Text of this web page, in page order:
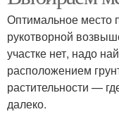
Оптимальное место
рукотворной
участке нет, надо
расположением
растительности —
далеко.